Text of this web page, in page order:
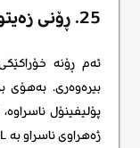
25. ڕۆنی زەیتونی کاڵ:
ئەم ڕۆنه
بیرەوەری. بەهۆی
پۆلیفینۆل